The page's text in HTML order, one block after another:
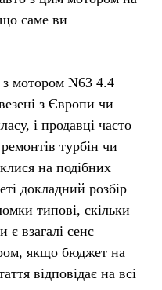
саме ви
з мотором N63 4.4
з Європи чи
і продавці часто
турбін чи
на подібних
докладний розбір
типові, скільки
є взагалі сенс
якщо бюджет на
відповідає на всі